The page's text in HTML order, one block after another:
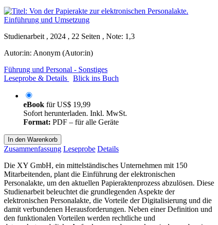
Studienarbeit , 2024 , 22 Seiten , Note: 1,3
Autor:in: Anonym (Autor:in)
Führung und Personal - Sonstiges
Leseprobe & Details
Blick ins Buch
eBook fürUS$ 19,99
Sofort herunterladen. Inkl. MwSt.
Format: PDF – für alle Geräte
In den Warenkorb
Zusammenfassung Leseprobe Details
Die XY GmbH, ein mittelständisches Unternehmen mit 150
Mitarbeitenden, plant die Einführung der elektronischen
Personalakte, um den aktuellen Papieraktenprozess abzulösen. Diese
Studienarbeit beleuchtet die grundlegenden Aspekte der
elektronischen Personalakte, die Vorteile der Digitalisierung und die
damit verbundenen Herausforderungen. Neben einer Definition und
den funktionalen Vorteilen werden rechtliche und